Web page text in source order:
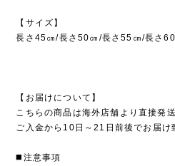
【サイズ】
長さ45㎝/長さ50㎝/長さ55㎝/長さ
【お届けについて】
こちらの商品は海外店舗より直接発
ご入金から10日～21日前後でお届け
◼️注意事項